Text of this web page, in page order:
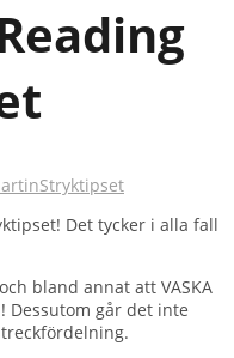
Stryktipset
Det tycker i alla fall
bland annat att VASKA
Dessutom går det inte